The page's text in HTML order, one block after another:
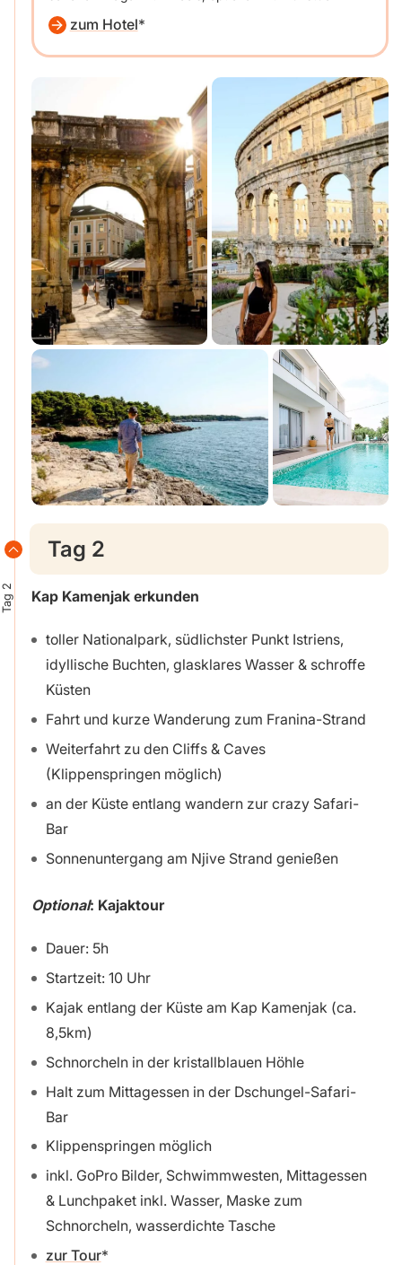
zum Hotel
Tag 2
Tag 2
Kap Kamenjak erkunden
toller Nationalpark, südlichster Punkt Istriens,
idyllische Buchten, glasklares Wasser & schroffe
Küsten
Fahrt und kurze Wanderung zum Franina-Strand
Weiterfahrt zu den Cliffs & Caves
(Klippenspringen möglich)
an der Küste entlang wandern zur crazy Safari-
Bar
Sonnenuntergang am Njive Strand genießen
Optional: Kajaktour
Dauer: 5h
Startzeit: 10 Uhr
Kajak entlang der Küste am Kap Kamenjak (ca.
8,5km)
Schnorcheln in der kristallblauen Höhle
Halt zum Mittagessen in der Dschungel-Safari-
Bar
Klippenspringen möglich
inkl. GoPro Bilder, Schwimmwesten, Mittagessen
& Lunchpaket inkl. Wasser, Maske zum
Schnorcheln, wasserdichte Tasche
zur Tour